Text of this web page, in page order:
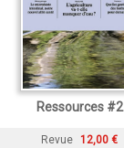
Ressources #2
Revue 12,00 €